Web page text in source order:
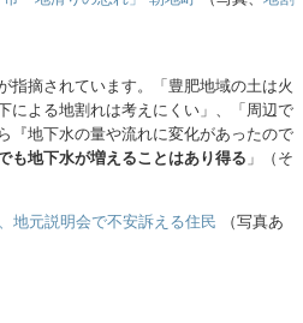
指摘されています。「豊肥地域の土は火
による地割れは考えにくい」、「周辺で
『地下水の量や流れに変化があったので
も地下水が増えることはあり得る 」（そ
地元説明会で不安訴える住民 （写真あ